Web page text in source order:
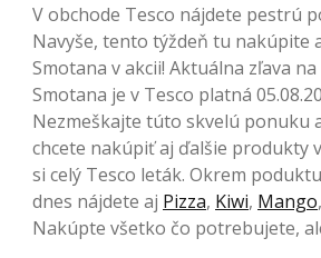
V obchode Tesco nájdete pestrú
Navyše, tento týždeň tu nakúpite
Smotana v akcii! Aktuálna zľava
Smotana je v Tesco platná
Nezmeškajte túto skvelú ponuku
chcete nakúpiť aj ďalšie produkty
si celý Tesco leták. Okrem
dnes nájdete aj Pizza, Kiwi, Mango,
Nakúpte všetko čo potrebujete,